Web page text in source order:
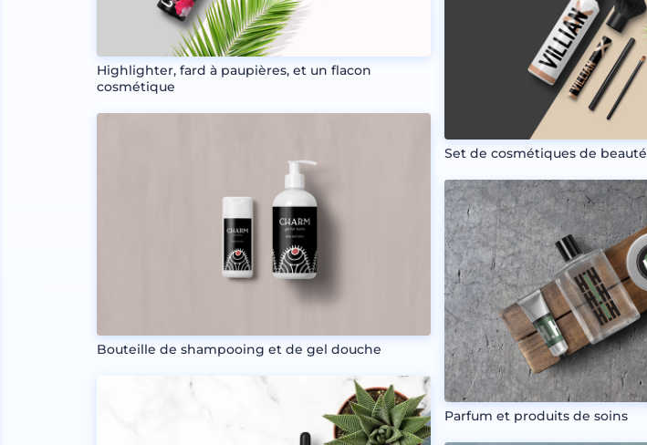
Highlighter, fard à paupières, et un flacon
cosmétique
Bouteille de shampooing et de gel douche
Set de cosmétiques de beauté
Parfum et produits de soins